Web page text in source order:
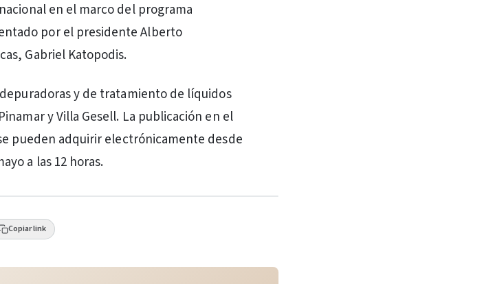
en el marco del programa
por el presidente Alberto
Gabriel Katopodis.
y de tratamiento de líquidos
y Villa Gesell. La publicación en el
pueden adquirir electrónicamente desde
a las 12 horas.
Copiar link